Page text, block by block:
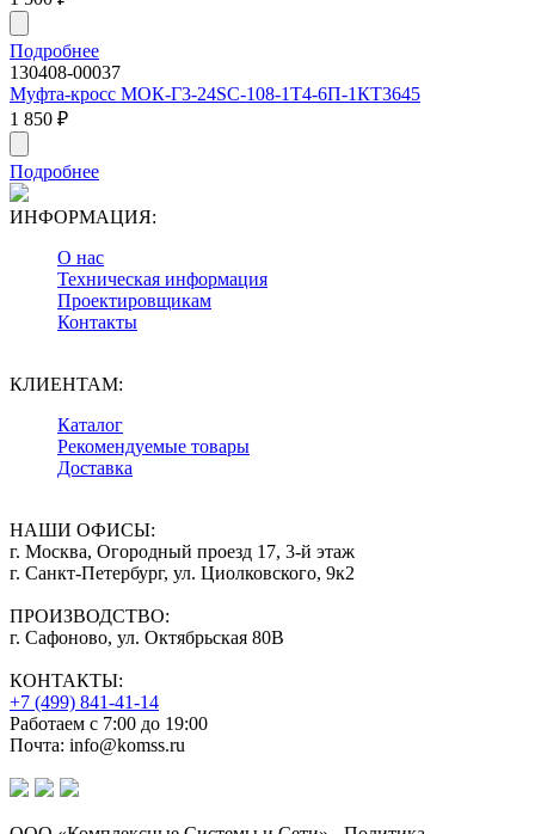
Подробнее
130408-00037
Муфта-кросс МОК-Г3-24SC-108-1Т4-6П-1КТ3645
1 850 ₽
Подробнее
ИНФОРМАЦИЯ:
О нас
Техническая информация
Проектировщикам
Контакты
КЛИЕНТАМ:
Каталог
Рекомендуемые товары
Доставка
НАШИ ОФИСЫ:
г. Москва, Огородный проезд 17, 3-й этаж
г. Санкт-Петербург, ул. Циолковского, 9к2
ПРОИЗВОДСТВО:
г. Сафоново, ул. Октябрьская 80В
КОНТАКТЫ:
+7 (499) 841-41-14
Работаем с 7:00 до 19:00
Почта: info@komss.ru